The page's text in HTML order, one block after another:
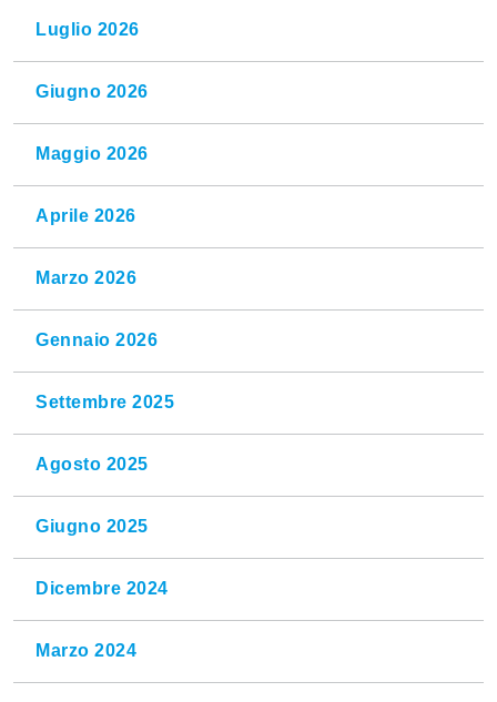
Luglio 2026
Giugno 2026
Maggio 2026
Aprile 2026
Marzo 2026
Gennaio 2026
Settembre 2025
Agosto 2025
Giugno 2025
Dicembre 2024
Marzo 2024